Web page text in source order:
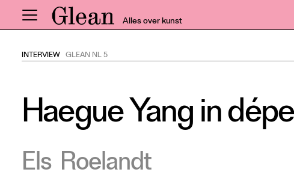
Alles over kunst
Home
Expo
Interviews
Events
INTERVIEW GLEAN NL 5
Haegue Yang in
Els Roelandt